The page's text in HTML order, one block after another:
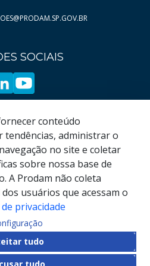
Página
Página
34
Página
35
Página
36
Página
37
Página
38
SOCIAIS
, Empresa de Tecnologia da
do Município de São
conteúdo
tendências, administrar o
no site e coletar
sobre nossa base de
A Prodam não coleta
usuários que acessam o
privacidade
tudo